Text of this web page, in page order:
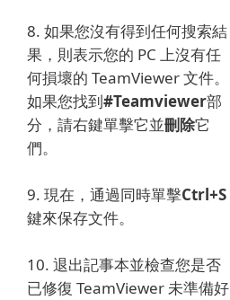
8. 如果您沒有得到任何搜索結
果，則表示您的 PC 上沒有任
何損壞的 TeamViewer 文件。
如果您找到#Teamviewer部
分，請右鍵單擊它並刪除它
們。
9. 現在，通過同時單擊Ctrl+S
鍵來保存文件。
10. 退出記事本並檢查您是否
已修復 TeamViewer 未準備好